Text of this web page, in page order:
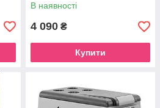
В наявності
4 090 ₴
Купити